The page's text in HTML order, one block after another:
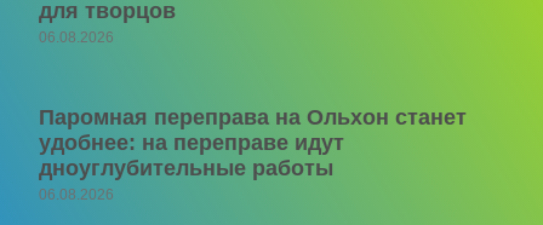
для творцов
06.08.2026
Паромная переправа на Ольхон станет
удобнее: на переправе идут
дноуглубительные работы
06.08.2026